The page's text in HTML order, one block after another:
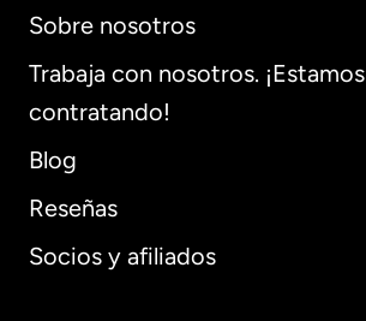
Sobre nosotros
Trabaja con nosotros. ¡Estamos
contratando!
Blog
Reseñas
Socios y afiliados